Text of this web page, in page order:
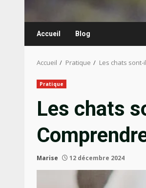
Accueil Blog
Accueil Pratique Les chats
Pratique
Les chats
Marise 12 décembre 2024